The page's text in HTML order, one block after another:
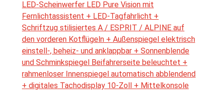
LED-Scheinwerfer LED Pure Vision mit
Fernlichtassistent + LED-Tagfahrlicht +
Schriftzug stilisiertes A / ESPRIT / ALPINE auf
den vorderen Kotflügeln + Außenspiegel elektrisch
einstell-, beheiz- und anklappbar + Sonnenblende
und Schminkspiegel Beifahrerseite beleuchtet +
rahmenloser Innenspiegel automatisch abblendend
+ digitales Tachodisplay 10-Zoll + Mittelkonsole